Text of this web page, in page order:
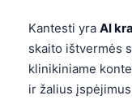
Kantesti yra AI
skaito ištvermės
klinikiniame
ir žalius